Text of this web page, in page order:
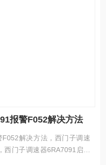
报警F052解决方法
解决方法，西门子调速
门子调速器6RA7091启动